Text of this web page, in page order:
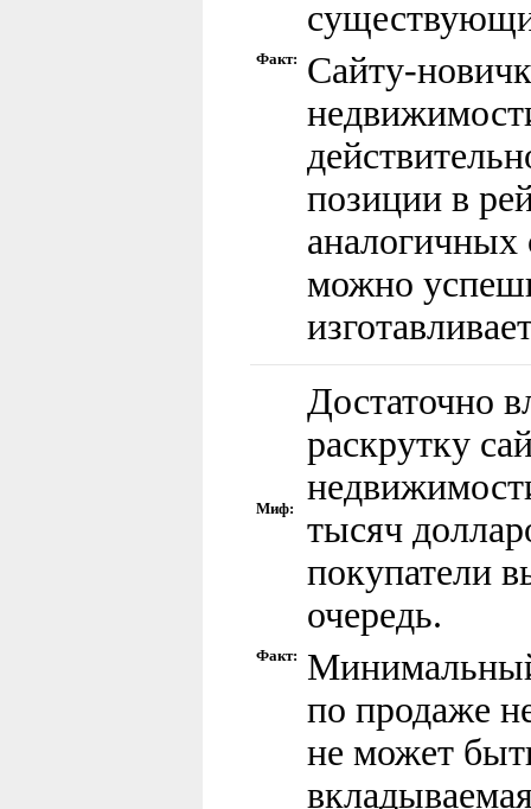
Факт:
Сайту-
позиции в
аналогичных
можно
Миф:
Достаточно
раскрутку
тысяч
покупатели
очередь.
Факт:
по продаже
не может